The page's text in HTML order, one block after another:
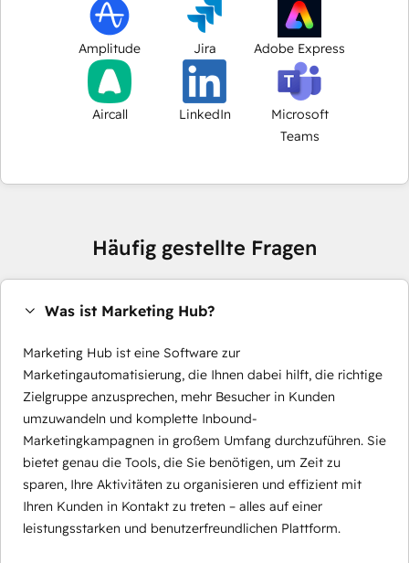
Amplitude Jira Adobe Express
Aircall LinkedIn
Microsoft
Teams
Häufig gestellte Fragen
Was ist Marketing Hub?
Marketing Hub ist eine Software zur
Marketingautomatisierung, die Ihnen dabei hilft, die richtige
Zielgruppe anzusprechen, mehr Besucher in Kunden
umzuwandeln und komplette Inbound-
Marketingkampagnen in großem Umfang durchzuführen. Sie
bietet genau die Tools, die Sie benötigen, um Zeit zu
sparen, Ihre Aktivitäten zu organisieren und effizient mit
Ihren Kunden in Kontakt zu treten – alles auf einer
leistungsstarken und benutzerfreundlichen Plattform.